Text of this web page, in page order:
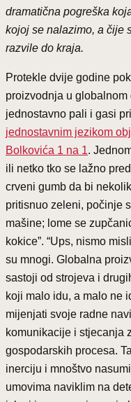
dramatična pogreška
kojoj se nalazimo, a čije
razvile do kraja.
Protekle dvije godine
proizvodnja u
jednostavno pali i gasi
jednostavnim jezikom
Bolkovića 1 na 1.
ili netko tko se lažno
crveni gumb da bi
pritisnuo zeleni, počinje
mašine; lome se
kokice”. “Ups, nismo
su mnogi. Globalna
sastoji od strojeva i
koji malo idu, a malo ne
mijenjati svoje radne
komunikacije i stjecanja
gospodarskih procesa.
inerciju i mnoštvo
umovima naviklim na